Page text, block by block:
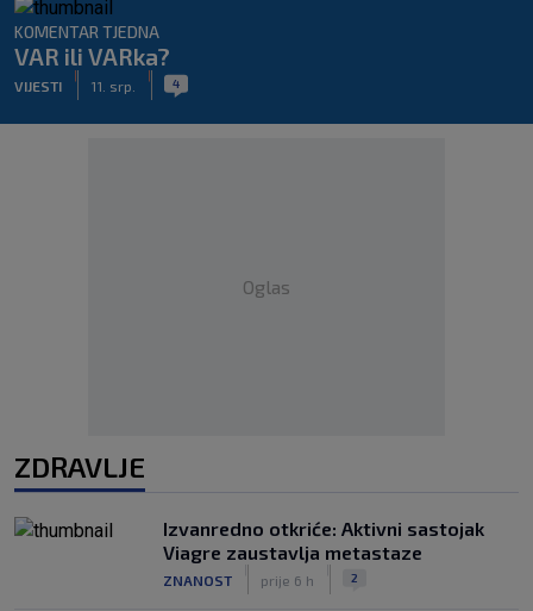
KOMENTAR TJEDNA
VAR ili VARka?
VIJESTI 11. srp. 4
Oglas
ZDRAVLJE
Izvanredno otkriće: Aktivni sastojak
Viagre zaustavlja metastaze
ZNANOST prije 6 h 2